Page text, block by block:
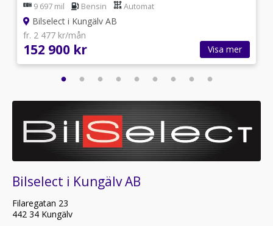
9 697 mil Bensin Automat
Bilselect i Kungälv AB
fr. 2 477 kr/mån
152 900 kr Visa mer
Bilselect i Kungälv AB
Filaregatan 23
442 34 Kungälv